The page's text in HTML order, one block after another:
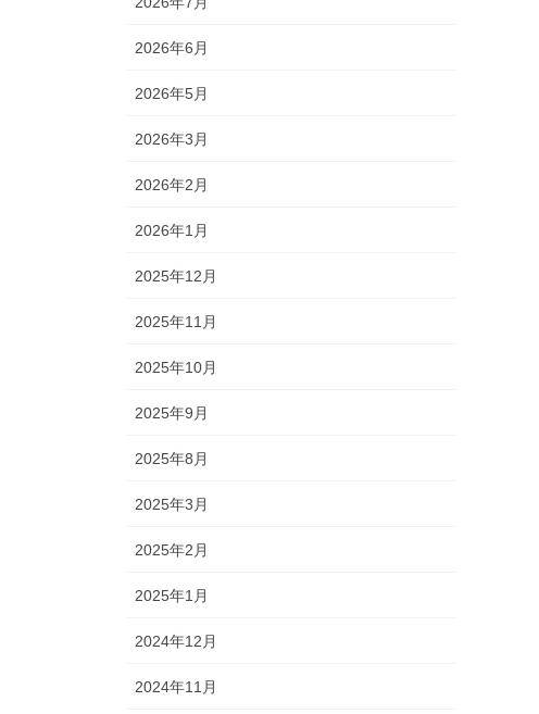
2026年6月
2026年5月
2026年3月
2026年2月
2026年1月
2025年12月
2025年11月
2025年10月
2025年9月
2025年8月
2025年3月
2025年2月
2025年1月
2024年12月
2024年11月